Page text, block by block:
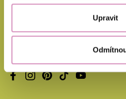
Upravit
Jsme tu pro tebe a těšíme se na tvé
expedice@ecohaus.cznebo zavolej na
Odpovídáme během pár minut, nejpozději
FacebookInstagramPinterestTikTokYouTube